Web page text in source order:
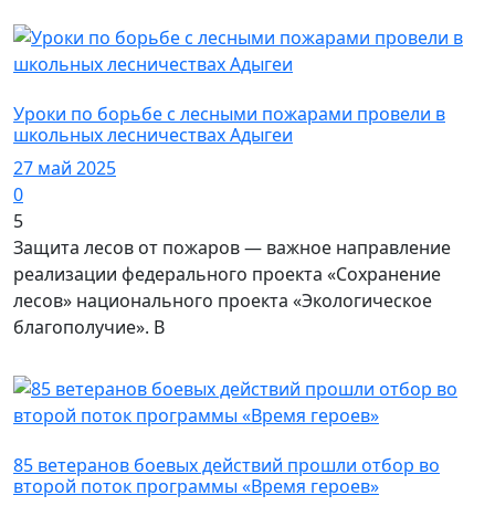
Уроки по борьбе с лесными пожарами провели в
школьных лесничествах Адыгеи
27 май 2025
0
5
Защита лесов от пожаров — важное направление
реализации федерального проекта «Сохранение
лесов» национального проекта «Экологическое
благополучие». В
85 ветеранов боевых действий прошли отбор во
второй поток программы «Время героев»